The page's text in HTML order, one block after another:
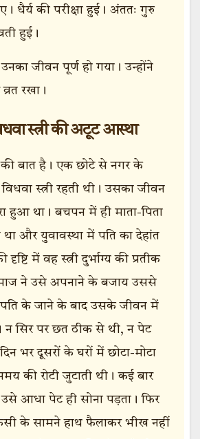
धैर्य की परीक्षा हुई। अंततः गुरु
हुई।
जीवन पूर्ण हो गया। उन्होंने
रखा।
स्त्री की अटूट आस्था
बात है। एक छोटे से नगर के
स्त्री रहती थी। उसका जीवन
हुआ था। बचपन में ही माता-पिता
था और युवावस्था में पति का देहांत
में वह स्त्री दुर्भाग्य की प्रतीक
ने उसे अपनाने के बजाय उससे
पति के जाने के बाद उसके जीवन में
न सिर पर छत ठीक से थी, न पेट
भर दूसरों के घरों में छोटा-मोटा
की रोटी जुटाती थी। कई बार
उसे आधा पेट ही सोना पड़ता। फिर
के सामने हाथ फैलाकर भीख नहीं